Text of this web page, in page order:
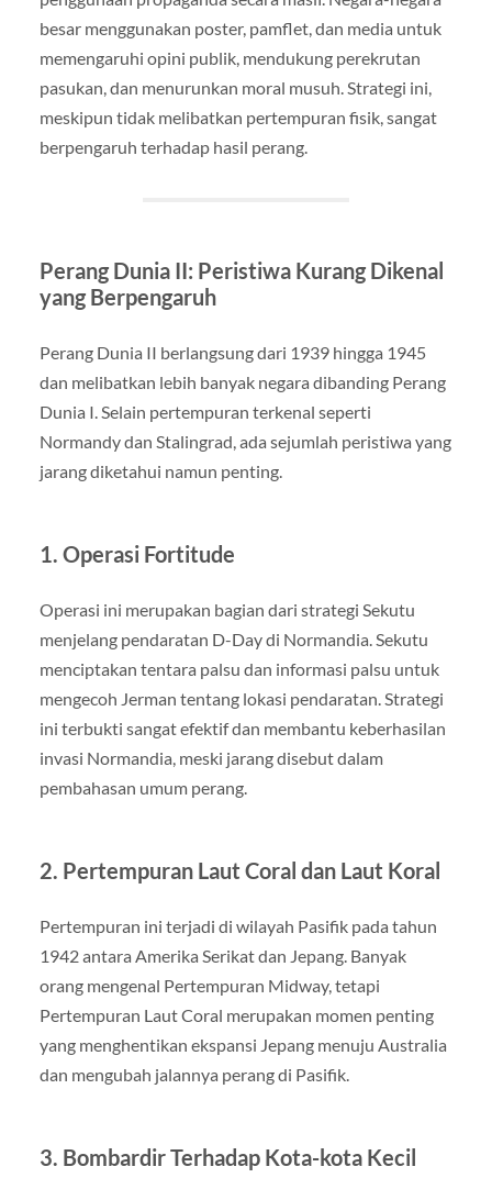
besar menggunakan poster, pamflet, dan media untuk
memengaruhi opini publik, mendukung perekrutan
pasukan, dan menurunkan moral musuh. Strategi ini,
meskipun tidak melibatkan pertempuran fisik, sangat
berpengaruh terhadap hasil perang.
Perang Dunia II: Peristiwa Kurang Dikenal
yang Berpengaruh
Perang Dunia II berlangsung dari 1939 hingga 1945
dan melibatkan lebih banyak negara dibanding Perang
Dunia I. Selain pertempuran terkenal seperti
Normandy dan Stalingrad, ada sejumlah peristiwa yang
jarang diketahui namun penting.
1. Operasi Fortitude
Operasi ini merupakan bagian dari strategi Sekutu
menjelang pendaratan D-Day di Normandia. Sekutu
menciptakan tentara palsu dan informasi palsu untuk
mengecoh Jerman tentang lokasi pendaratan. Strategi
ini terbukti sangat efektif dan membantu keberhasilan
invasi Normandia, meski jarang disebut dalam
pembahasan umum perang.
2. Pertempuran Laut Coral dan Laut Koral
Pertempuran ini terjadi di wilayah Pasifik pada tahun
1942 antara Amerika Serikat dan Jepang. Banyak
orang mengenal Pertempuran Midway, tetapi
Pertempuran Laut Coral merupakan momen penting
yang menghentikan ekspansi Jepang menuju Australia
dan mengubah jalannya perang di Pasifik.
3. Bombardir Terhadap Kota-kota Kecil